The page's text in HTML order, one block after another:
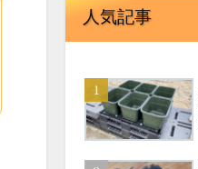
人気記事